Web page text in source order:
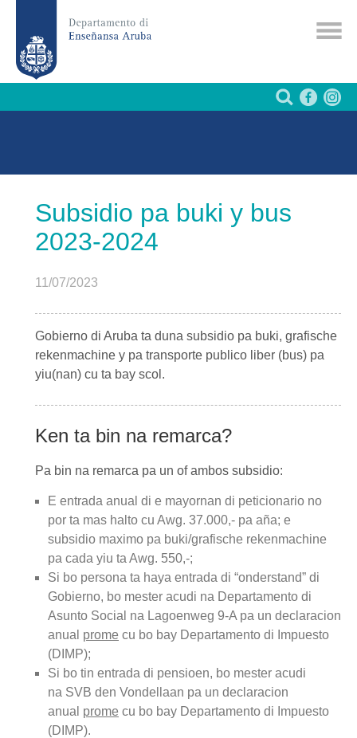
Subsidio pa buki y bus
2023-2024
11/07/2023
Gobierno di Aruba ta duna subsidio pa buki, grafische
rekenmachine y pa transporte publico liber (bus) pa
yiu(nan) cu ta bay scol.
Ken ta bin na remarca?
Pa bin na remarca pa un of ambos subsidio:
E entrada anual di e mayornan di peticionario no
por ta mas halto cu Awg. 37.000,- pa aña; e
subsidio maximo pa buki/grafische rekenmachine
pa cada yiu ta Awg. 550,-;
Si bo persona ta haya entrada di “onderstand” di
Gobierno, bo mester acudi na Departamento di
Asunto Social na Lagoenweg 9-A pa un declaracion
anual prome cu bo bay Departamento di Impuesto
(DIMP);
Si bo tin entrada di pensioen, bo mester acudi
na SVB den Vondellaan pa un declaracion
anual prome cu bo bay Departamento di Impuesto
(DIMP).